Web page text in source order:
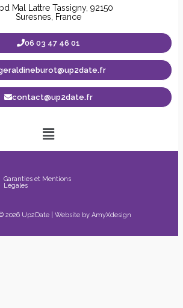
Mal Lattre Tassigny, 92150
Suresnes, France
06 03 47 46 01
contact@up2date.fr
Garanties et Mentions
Légales
2026 Up2Date | Website by AmyXdesign